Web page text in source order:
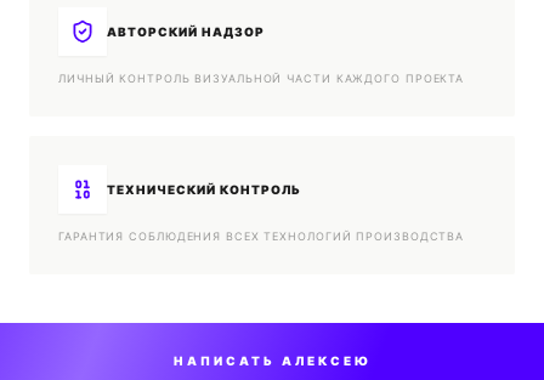
АВТОРСКИЙ НАДЗОР
ЛИЧНЫЙ КОНТРОЛЬ ВИЗУАЛЬНОЙ ЧАСТИ КАЖДОГО ПРОЕКТА
ТЕХНИЧЕСКИЙ КОНТРОЛЬ
ГАРАНТИЯ СОБЛЮДЕНИЯ ВСЕХ ТЕХНОЛОГИЙ ПРОИЗВОДСТВА
НАПИСАТЬ АЛЕКСЕЮ